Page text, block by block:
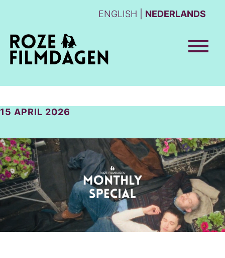
ENGLISH NEDERLANDS
15 APRIL 2026